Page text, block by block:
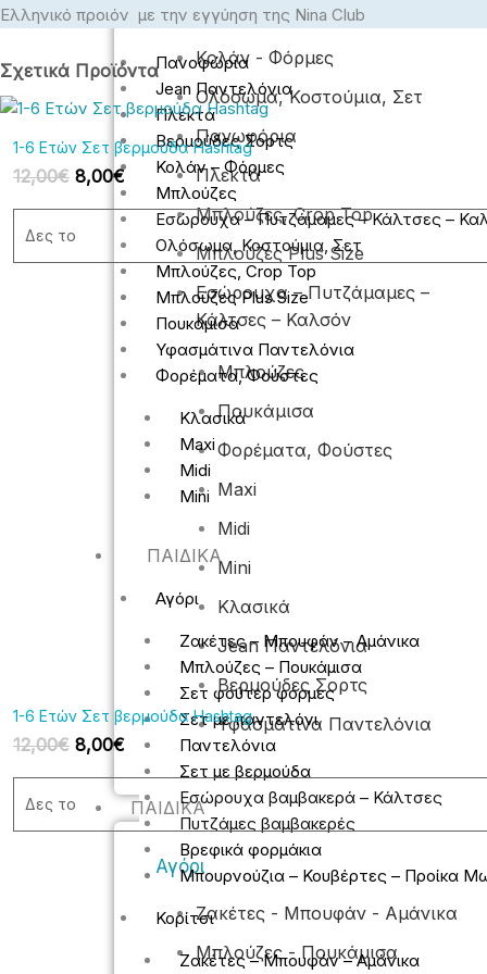
Κολάν - Φόρμες
Ολόσωμα, Κοστούμια, Σετ
Πανωφόρια
Πλεκτά
Μπλούζες, Crop Top
Μπλούζες Plus Size
Εσώρουχα – Πυτζάμαμες –
Κάλτσες – Καλσόν
Μπλούζες
Πουκάμισα
Φορέματα, Φούστες
Maxi
Midi
Mini
Κλασικά
Jean Παντελόνια
Βερμούδες Σορτς
Υφασμάτινα Παντελόνια
ΠΑΙΔΙΚΆ
Αγόρι
Ζακέτες - Μπουφάν - Αμάνικα
Μπλούζες - Πουκάμισα
ΓΥΝΑΙΚΕΊΑ
Πανοφώρια
Jean Παντελόνια
Πλεκτά
Βερμούδες Σορτς
Κολάν – Φόρμες
Μπλούζες
Εσώρουχα – Πυτζάμαμες – Κάλτσες –
Ολόσωμα, Κοστούμια, Σετ
Μπλούζες, Crop Top
Μπλούζες Plus Size
Πουκάμισα
Υφασμάτινα Παντελόνια
Φορέματα, Φούστες
Κλασικά
Maxi
Midi
Mini
ΠΑΙΔΙΚΆ
Αγόρι
Ζακέτες – Μπουφάν – Αμάνικα
Μπλούζες – Πουκάμισα
Σετ φούτερ φόρμες
Σετ με παντελόνι
Παντελόνια
Σετ με βερμούδα
Εσώρουχα βαμβακερά – Κάλτσες
Πυτζάμες βαμβακερές
Βρεφικά φορμάκια
Μπουρνούζια – Κουβέρτες – Προίκα
Κορίτσι
Ζακέτες – Μπουφάν – Αμάνικα
Ελληνικό προιόν με την εγγύηση της Nina Club
Σχετικά Προϊόντα
1-6 Ετών Σετ βερμούδα Hashtag
12,00€
Original
was:
12,00€.
8,00€
Η
τρέχουσα
τιμή
είναι:
8,00€.
Δες το
1-6 Ετών Σετ βερμούδα Hashtag
12,00€
Original
8,00€
Η
τιμή
είναι:
Δες το
τρέχουσα